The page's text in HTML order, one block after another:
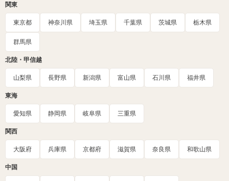
関東
東京都 神奈川県 埼玉県 千葉県 茨城県 栃木県
群馬県
北陸・甲信越
山梨県 長野県 新潟県 富山県 石川県 福井県
東海
愛知県 静岡県 岐阜県 三重県
関西
大阪府 兵庫県 京都府 滋賀県 奈良県 和歌山県
中国